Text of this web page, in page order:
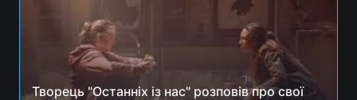
Творець "Останніх із нас" розповів про свої